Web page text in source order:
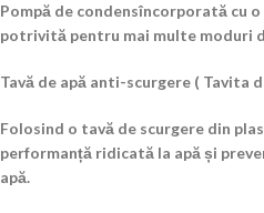
Pompă de condensîncorporată cu
potrivită pentru mai multe moduri
Tavă de apă anti-scurgere ( Tavita
Folosind o tavă de scurgere din
performanță ridicată la apă și
apă.